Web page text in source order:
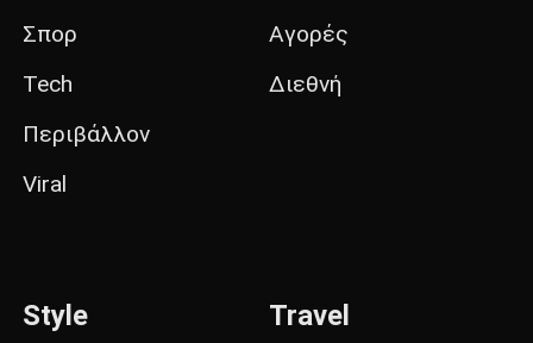
Σπορ
Tech
Περιβάλλον
Viral
Αγορές
Διεθνή
Style Travel